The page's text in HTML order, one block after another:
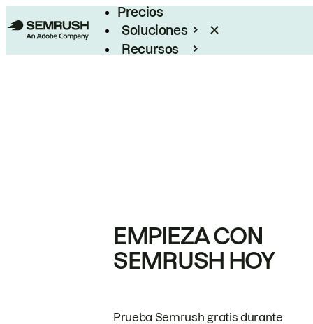
Precios
Soluciones
Recursos
EMPIEZA CON
SEMRUSH HOY
Prueba Semrush gratis durante